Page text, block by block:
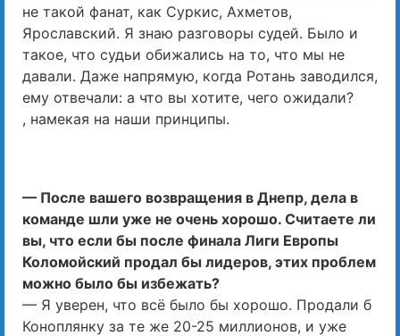
не такой фанат, как Суркис, Ахметов,
Ярославский. Я знаю разговоры судей. Было и
такое, что судьи обижались на то, что мы не
давали. Даже напрямую, когда Ротань заводился,
ему отвечали: а что вы хотите, чего ожидали?
, намекая на наши принципы.
— После вашего возвращения в Днепр, дела в
команде шли уже не очень хорошо. Считаете ли
вы, что если бы после финала Лиги Европы
Коломойский продал бы лидеров, этих проблем
можно было бы избежать?
— Я уверен, что всё было бы хорошо. Продали б
Коноплянку за те же 20-25 миллионов, и уже